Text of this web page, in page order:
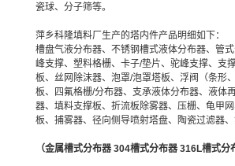
瓷球、分子筛等。
萍乡科隆填料厂生产的塔内件产品明细如下：
槽盘气液分布器、不锈钢槽式液体分布器、管
峰支撑、塑料格栅、卡子/垫片、驼峰支撑、支
板、丝网除沫器、泡罩/泡罩塔板、浮阀（条形
板、四氟格栅/分布器、支承液体分布器、液体
器、填料支撑板、折流板除雾器、压栅、龟甲
板、捕雾器、径向侧导喷射塔盘、陶瓷过滤器、
（金属槽式分布器 304槽式分布器 316L槽式分